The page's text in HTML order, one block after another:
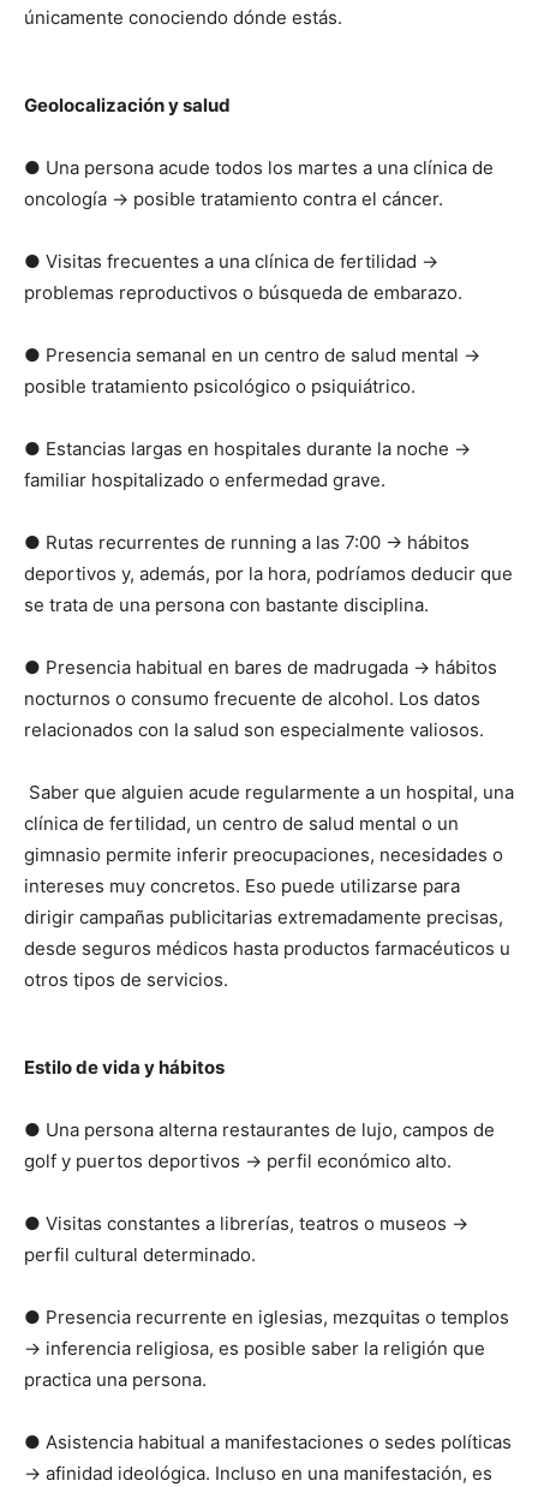
únicamente conociendo dónde estás.
Geolocalización y salud
● Una persona acude todos los martes a una clínica de
oncología → posible tratamiento contra el cáncer.
● Visitas frecuentes a una clínica de fertilidad →
problemas reproductivos o búsqueda de embarazo.
● Presencia semanal en un centro de salud mental →
posible tratamiento psicológico o psiquiátrico.
● Estancias largas en hospitales durante la noche →
familiar hospitalizado o enfermedad grave.
● Rutas recurrentes de running a las 7:00 → hábitos
deportivos y, además, por la hora, podríamos deducir que
se trata de una persona con bastante disciplina.
● Presencia habitual en bares de madrugada → hábitos
nocturnos o consumo frecuente de alcohol. Los datos
relacionados con la salud son especialmente valiosos.
Saber que alguien acude regularmente a un hospital, una
clínica de fertilidad, un centro de salud mental o un
gimnasio permite inferir preocupaciones, necesidades o
intereses muy concretos. Eso puede utilizarse para
dirigir campañas publicitarias extremadamente precisas,
desde seguros médicos hasta productos farmacéuticos u
otros tipos de servicios.
Estilo de vida y hábitos
● Una persona alterna restaurantes de lujo, campos de
golf y puertos deportivos → perfil económico alto.
● Visitas constantes a librerías, teatros o museos →
perfil cultural determinado.
● Presencia recurrente en iglesias, mezquitas o templos
→ inferencia religiosa, es posible saber la religión que
practica una persona.
● Asistencia habitual a manifestaciones o sedes políticas
→ afinidad ideológica. Incluso en una manifestación, es